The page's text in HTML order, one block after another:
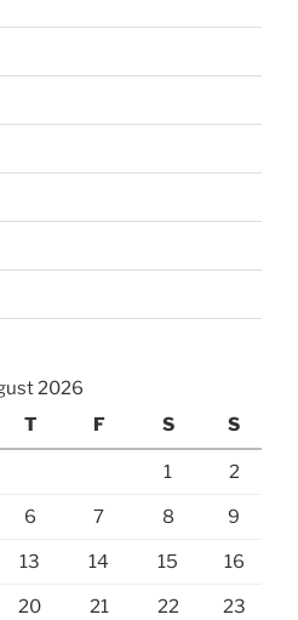
2026
T F S S
1 2
6 7 8 9
13 14 15 16
20 21 22 23